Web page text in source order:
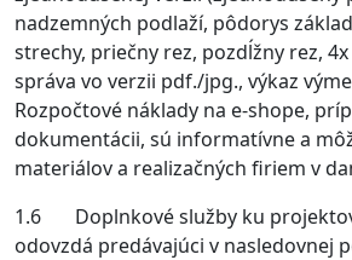
nadzemných podlaží, pôdorys
strechy, priečny rez, pozdĺžny rez,
správa vo verzii pdf./jpg., výkaz
Rozpočtové náklady na e-shope,
dokumentácii, sú informatívne a
materiálov a realizačných firiem v
1.6 Doplnkové služby ku
odovzdá predávajúci v nasledovnej